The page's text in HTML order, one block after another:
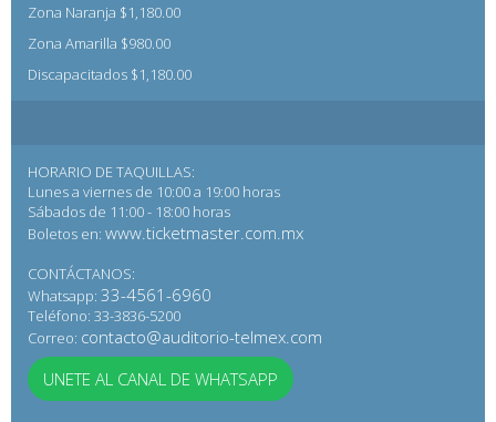
Zona Naranja $1,180.00
Zona Amarilla $980.00
Discapacitados $1,180.00
HORARIO DE TAQUILLAS:
Lunes a viernes de 10:00 a 19:00 horas
Sábados de 11:00 - 18:00 horas
Boletos en: www.ticketmaster.com.mx
CONTÁCTANOS:
Whatsapp: 33-4561-6960
Teléfono: 33-3836-5200
Correo: contacto@auditorio-telmex.com
UNETE AL CANAL DE WHATSAPP